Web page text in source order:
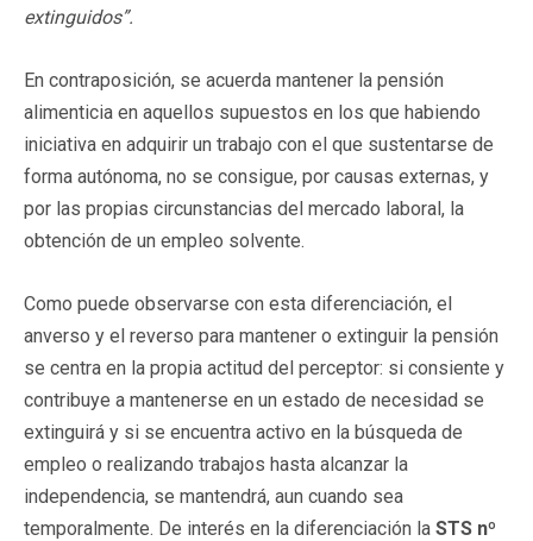
extinguidos”.
En contraposición, se acuerda mantener la pensión
alimenticia en aquellos supuestos en los que habiendo
iniciativa en adquirir un trabajo con el que sustentarse de
forma autónoma, no se consigue, por causas externas, y
por las propias circunstancias del mercado laboral, la
obtención de un empleo solvente.
Como puede observarse con esta diferenciación, el
anverso y el reverso para mantener o extinguir la pensión
se centra en la propia actitud del perceptor: si consiente y
contribuye a mantenerse en un estado de necesidad se
extinguirá y si se encuentra activo en la búsqueda de
empleo o realizando trabajos hasta alcanzar la
independencia, se mantendrá, aun cuando sea
temporalmente. De interés en la diferenciación la STS nº